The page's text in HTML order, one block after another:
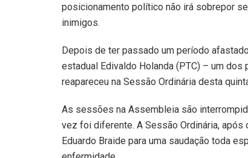
posicionamento político não irá sobrepor
inimigos.
Depois de ter passado um período
estadual Edivaldo Holanda (PTC) – um
reapareceu na Sessão Ordinária desta
As sessões na Assembleia são
vez foi diferente. A Sessão Ordinária,
Eduardo Braide para uma saudação toda